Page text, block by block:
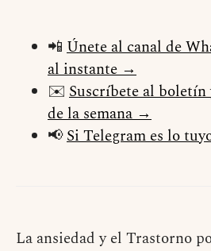
📲 Únete al canal de
al instante →
✉️ Suscríbete al
de la semana →
📢Si Telegram es lo
La ansiedad y el Trastorno